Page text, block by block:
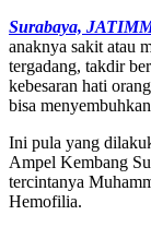
Surabaya,
anaknya sakit atau
tergadang, takdir
kebesaran hati
bisa
Ini pula yang
Ampel Kembang
tercintanya
Hemofilia.